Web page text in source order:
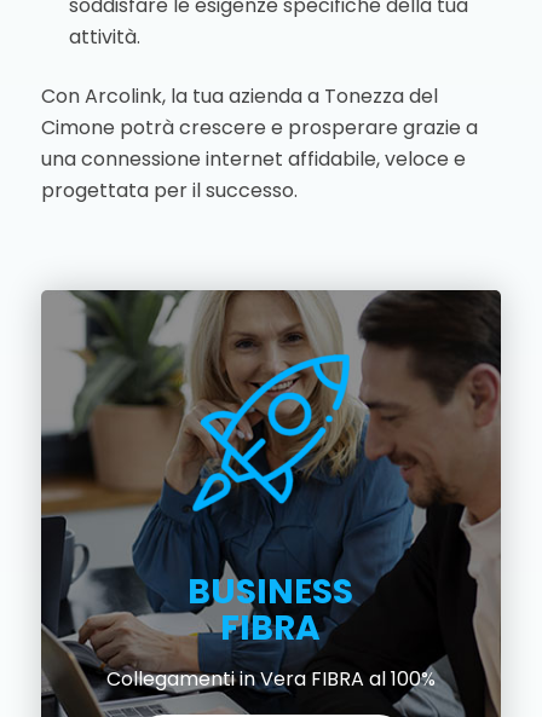
attività.
Con Arcolink, la tua azienda a Tonezza del
Cimone potrà crescere e prosperare grazie a
una connessione internet affidabile, veloce e
progettata per il successo.
BUSINESS
FIBRA
Collegamenti in Vera FIBRA al 100%